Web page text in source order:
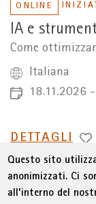
ONLINE
IA e
Come
Italiana
18.11.2026
PASSA
A
DETTAGLI
Questo sito
anonimizzati. Ci
all’interno del